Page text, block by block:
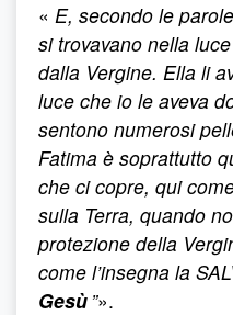
« E, secondo le
si trovavano nella
dalla Vergine. Ella li
luce che io le aveva
sentono numerosi
Fatima è soprattutto
che ci copre, qui
sulla Terra, quando
protezione della
come l’insegna la
Gesù”».